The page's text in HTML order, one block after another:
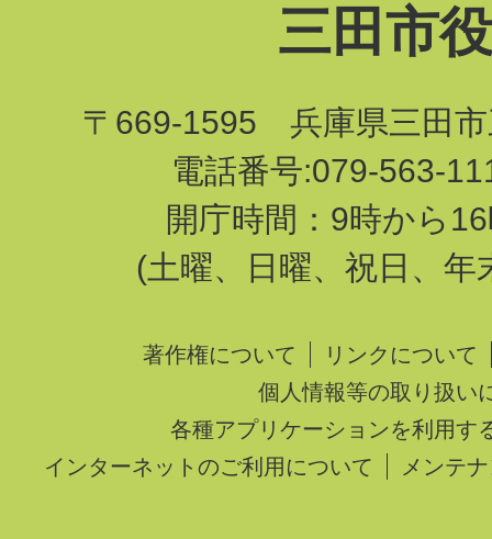
三田市
〒669-1595 兵庫県三田市
電話番号:079-563-
開庁時間：9時から
(土曜、日曜、祝日、年
著作権について
リンクについて
個人情報等の取り扱い
各種アプリケーションを利用す
インターネットのご利用について
メンテ